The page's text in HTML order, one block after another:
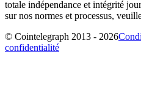
totale indépendance et intégrité
sur nos normes et processus,
© Cointelegraph 2013 - 2026
confidentialité